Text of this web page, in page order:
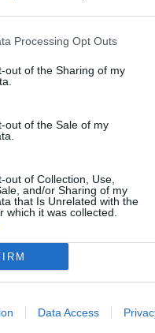
Processing Opt Outs
out of the Sharing of my
out of the Sale of my
out of Collection, Use,
and/or Sharing of my
that Is Unrelated with the
which it was collected.
Data Access
de «Stay Or
Téléchargement
cette traduction